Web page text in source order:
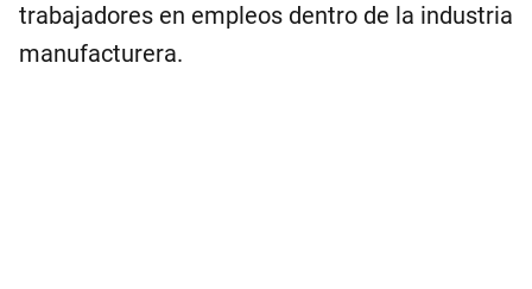
trabajadores en empleos dentro de la industria
manufacturera.